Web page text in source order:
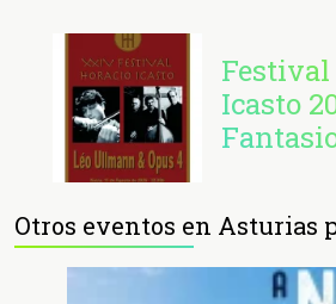
Icasto
Otros eventos en Asturias